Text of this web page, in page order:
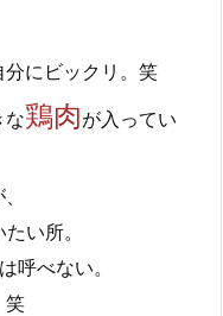
にビックリ。笑
な鶏肉が入ってい
い所。
呼べない。
笑